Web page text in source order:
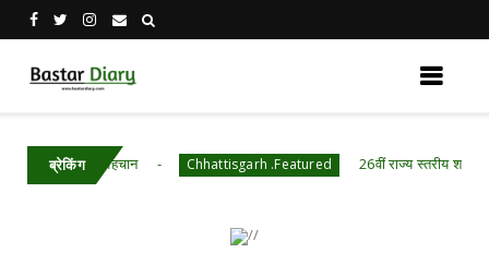
ब्रेकिंग
नई पहचान Chhattisgarh .Featured 26वीं राज्य स्तरीय शालेय क्रीड़ा